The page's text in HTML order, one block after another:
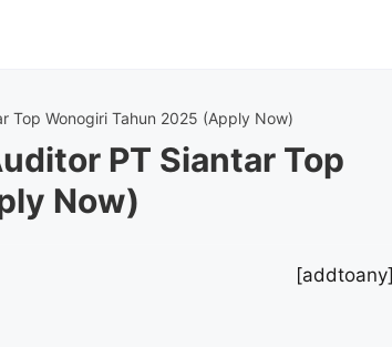
Top Wonogiri Tahun 2025 (Apply Now)
PT Siantar Top
Now)
[addtoany]